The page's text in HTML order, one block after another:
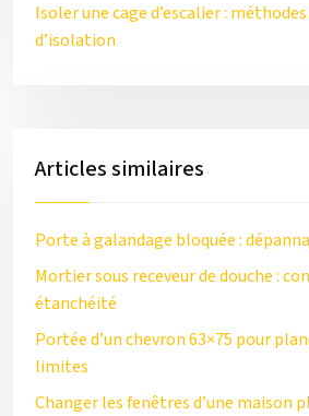
Isoler une cage d’escalier :
d’isolation
Articles similaires
Porte à galandage bloquée :
Mortier sous receveur de douche :
étanchéité
Portée d’un chevron 63×75 pour
limites
Changer les fenêtres d’une maison